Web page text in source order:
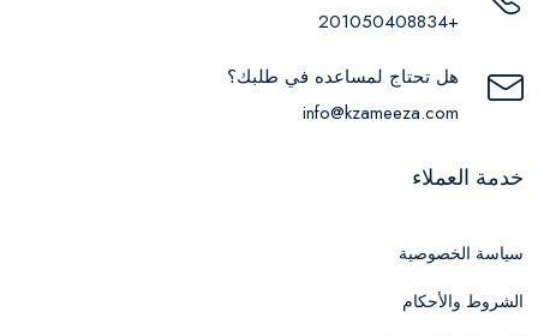
+201050408834
هل تحتاج لمساعده في طلبك؟
info@kzameeza.com
خدمة العملاء
سياسة الخصوصية
الشروط والأحكام